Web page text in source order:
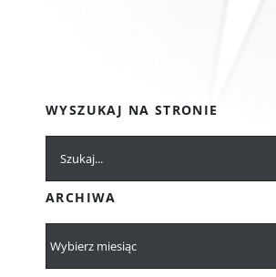
WYSZUKAJ NA STRONIE
ARCHIWA